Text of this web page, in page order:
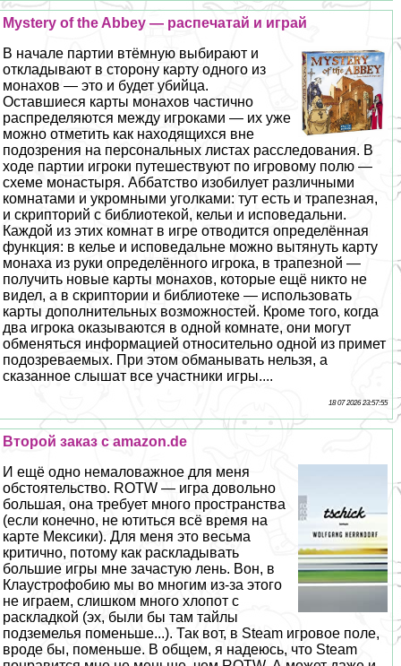
Mystery of the Abbey — распечатай и играй
В начале партии втёмную выбирают и
откладывают в сторону карту одного из
монахов — это и будет убийца.
Оставшиеся карты монахов частично
распределяются между игроками — их уже
можно отметить как находящихся вне
подозрения на персональных листах расследования. В
ходе партии игроки путешествуют по игровому полю —
схеме монастыря. Аббатство изобилует различными
комнатами и укромными уголками: тут есть и трапезная,
и скрипторий с библиотекой, кельи и исповедальни.
Каждой из этих комнат в игре отводится определённая
функция: в келье и исповедальне можно вытянуть карту
монаха из руки определённого игрока, в трапезной —
получить новые карты монахов, которые ещё никто не
видел, а в скриптории и библиотеке — использовать
карты дополнительных возможностей. Кроме того, когда
два игрока оказываются в одной комнате, они могут
обменяться информацией относительно одной из примет
подозреваемых. При этом обманывать нельзя, а
сказанное слышат все участники игры....
18 07 2026 23:57:55
Второй заказ с amazon.de
И ещё одно немаловажное для меня
обстоятельство. ROTW — игра довольно
большая, она требует много прострaнcтва
(если конечно, не ютиться всё время на
карте Мексики). Для меня это весьма
критично, потому как раскладывать
большие игры мне зачастую лень. Вон, в
Клаустрофобию мы во многим из-за этого
не играем, слишком много хлопот с
раскладкой (эх, были бы там тайлы
подземелья поменьше...). Так вот, в Steam игровое поле,
вроде бы, поменьше. В общем, я надеюсь, что Steam